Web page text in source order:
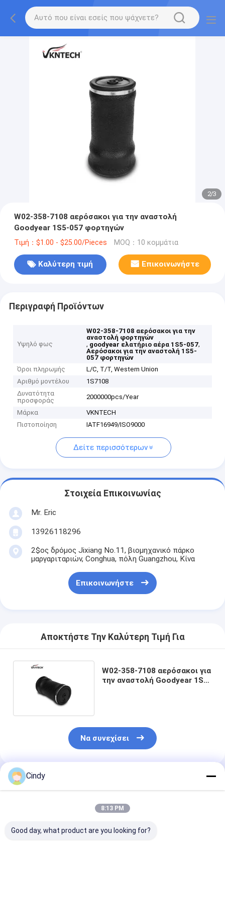
2/3
W02-358-7108 αερόσακοι για την αναστολή
Goodyear 1S5-057 φορτηγών
Τιμή：$1.00 - $25.00/Pieces MOQ：10 κομμάτια
Καλύτερη τιμή Επικοινωνήστε
Περιγραφή Προϊόντων
Υψηλό φως
W02-358-7108 αερόσακοι για την
αναστολή φορτηγών
, goodyear ελατήριο αέρα 1S5-057,
Αερόσακοι για την αναστολή 1S5-
057 φορτηγών
Όροι πληρωμής
L/C, T/T, Western Union
Αριθμό μοντέλου
1S7108
Δυνατότητα
προσφοράς
2000000pcs/Year
Μάρκα
VKNTECH
Πιστοποίηση
IATF16949/ISO9000
Δείτε περισσότερων
Στοιχεία Επικοινωνίας
Mr. Eric
13926118296
2$ος δρόμος Jixiang No.11, βιομηχανικό πάρκο
μαργαριταριών, Conghua, πόλη Guangzhou, Κίνα
Επικοινωνήστε
Αποκτήστε Την Καλύτερη Τιμή Για
W02-358-7108 αερόσακοι για
την αναστολή Goodyear 1S5-
Να συνεχίσει
Συνιστώμενα Προϊόντα
Cindy
8:13 PM
Good day, what product are you looking for?